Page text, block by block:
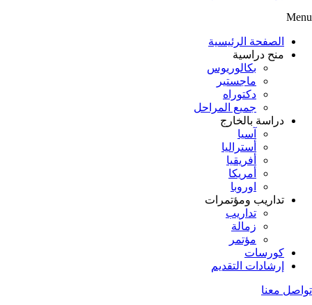
Menu
الصفحة الرئيسية
منح دراسية
بكالوريوس
ماجستير
دكتوراه
جميع المراحل
دراسة بالخارج
آسيا
أستراليا
أفريقيا
أمريكا
اوروبا
تداريب ومؤتمرات
تداريب
زمالة
مؤتمر
كورسات
إرشادات التقديم
تواصل معنا